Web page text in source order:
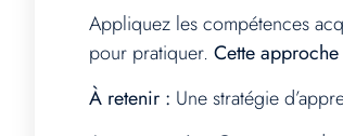
Appliquez les compétences
pour pratiquer. Cette
À retenir : Une stratégie